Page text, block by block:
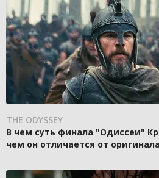
THE ODYSSEY
В чем суть финала "Одиссеи"
чем он отличается от